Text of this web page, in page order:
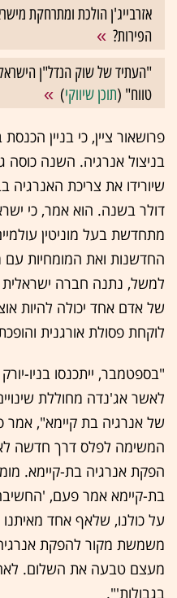
אזרבייג'ן הולכת ומתרחקת
הפירות?
"העתיד של שוק הנדל"ן
טווח" (תוכן שיווקי)
פרושאור ציין, כי בניין
בניצול אנרגיה. השנה כוסה
שיורידו את צריכת האנרגיה
דולר בשנה. הוא אמר, כי
מתחדשת בעל מוניטין
החדשנות ואת המומחיות
למשל, נתנה חברה
של אדם אחד יכולה להיות
לוקחת פסולת אורגנית
"בספטמבר, ייתכנסו בניו-
לאשר אג'נדה מחוללת
של אנרגיה בת קיימא", אמר
המשימה לפלס דרך חדשה
הפקת אנרגיה בת-קיימא.
בת-קיימא אמר פעם,
על כולנו, שלאף אחד מאיתנו
משמשת מקור להפקת
מעצם טבעה את השלום.
בגבולות'".